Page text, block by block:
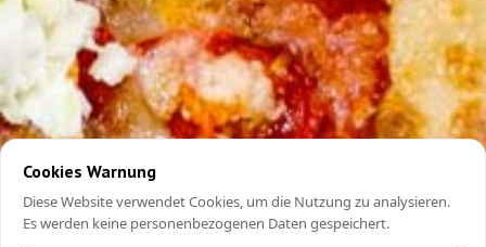
Cookies Warnung
Diese Website verwendet Cookies, um die Nutzung zu analysieren.
Es werden keine personenbezogenen Daten gespeichert.